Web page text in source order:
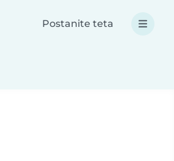
Postanite teta